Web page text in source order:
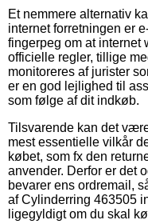
Et nemmere alternativ
internet forretningen er
fingerpeg om at internet
officielle regler, tillige
monitoreres af jurister
er en god lejlighed til
som følge af dit indkøb.
Tilsvarende kan det
mest essentielle vilkår
købet, som fx den
anvender. Derfor er det
bevarer ens ordremail,
af Cylinderring 463505
ligegyldigt om du skal